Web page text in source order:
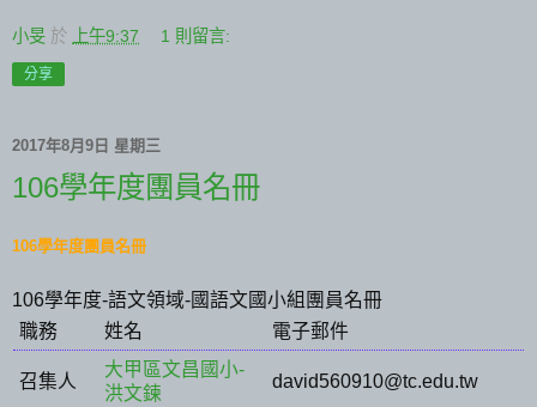
小旻 於 上午9:37 1 則留言:
分享
2017年8月9日 星期三
106學年度團員名冊
106學年度團員名冊
106學年度-語文領域-國語文國小組團員名冊
職務
姓名 電子郵件
召集人
大甲區文昌國小-
洪文鍊
david560910@tc.edu.tw